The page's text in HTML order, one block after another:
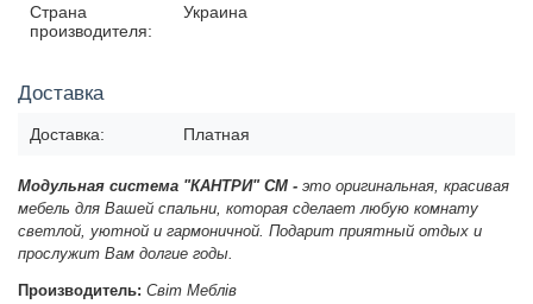
Страна
производителя:
Украина
Доставка
Доставка: Платная
Модульная система "КАНТРИ" СМ - это оригинальная, красивая
мебель для Вашей спальни, которая сделает любую комнату
светлой, уютной и гармоничной. Подарит приятный отдых и
прослужит Вам долгие годы.
Производитель: Світ Меблів